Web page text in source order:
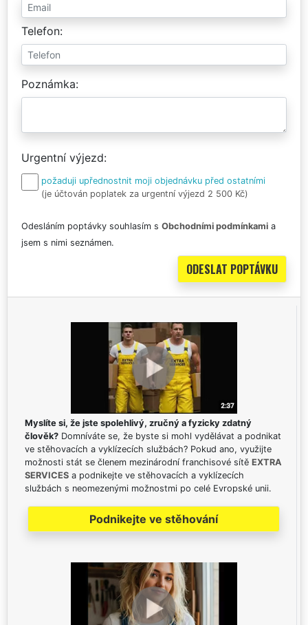
Telefon
Poznámka
Urgentní výjezd
požaduji upřednostnit moji objednávku před ostatními
(je účtován poplatek za urgentní výjezd 2 500 Kč)
Odesláním poptávky souhlasím s Obchodními podmínkami a
jsem s nimi seznámen.
Myslíte si, že jste spolehlivý, zručný a fyzicky zdatný
člověk? Domníváte se, že byste si mohl vydělávat a podnikat
ve stěhovacích a vyklízecích službách? Pokud ano, využijte
možnosti stát se členem mezinárodní franchisové sítě EXTRA
SERVICES a podnikejte ve stěhovacích a vyklízecích
službách s neomezenými možnostmi po celé Evropské unii.
Podnikejte ve stěhování